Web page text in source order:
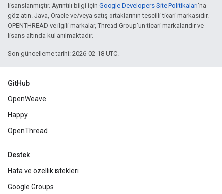
lisanslanmıştır. Ayrıntılı bilgi için Google Developers Site Politikaları'na
göz atın. Java, Oracle ve/veya satış ortaklarının tescilli ticari markasıdır.
OPENTHREAD ve ilgili markalar, Thread Group'un ticari markalarıdır ve
lisans altında kullanılmaktadır.
Son güncelleme tarihi: 2026-02-18 UTC.
GitHub
OpenWeave
Happy
OpenThread
Destek
Hata ve özellik istekleri
Google Groups